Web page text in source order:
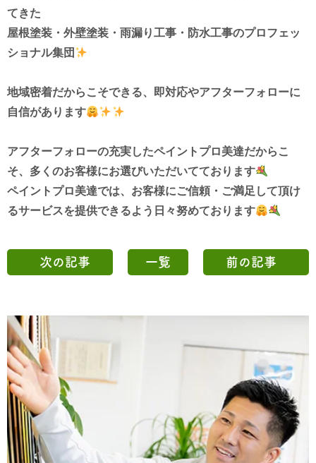
てきた
屋根塗装・外壁塗装・雨漏り工事・防水工事のプロフェッ
ショナル集団
地域密着だからこそできる、 即対応やアフターフォローに
自信があります
アフターフォローの充実したペイントプロ美達だからこ
そ、 多くのお客様にお選びいただいてております
ペイントプロ美達では、お客様にご信頼・ご満足して頂け
るサービスを提供できるよう 日々努めております
次の記事 一覧 前の記事